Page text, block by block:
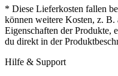
* Diese Lieferkosten fallen
können weitere Kosten, z.
Eigenschaften der Produkte,
du direkt in der
Hilfe & Support